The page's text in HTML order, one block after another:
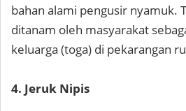
bahan alami pengusir nyamuk.
ditanam oleh masyarakat
keluarga (toga) di pekarangan
4. Jeruk Nipis